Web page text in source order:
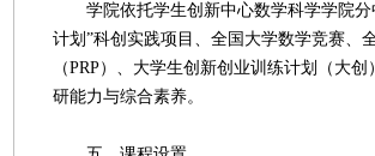
学院依托学生创新中心数学科学学院分
计划”科创实践项目、全国大学数学竞赛、
（PRP）、大学生创新创业训练计划（大
研能力与综合素养。